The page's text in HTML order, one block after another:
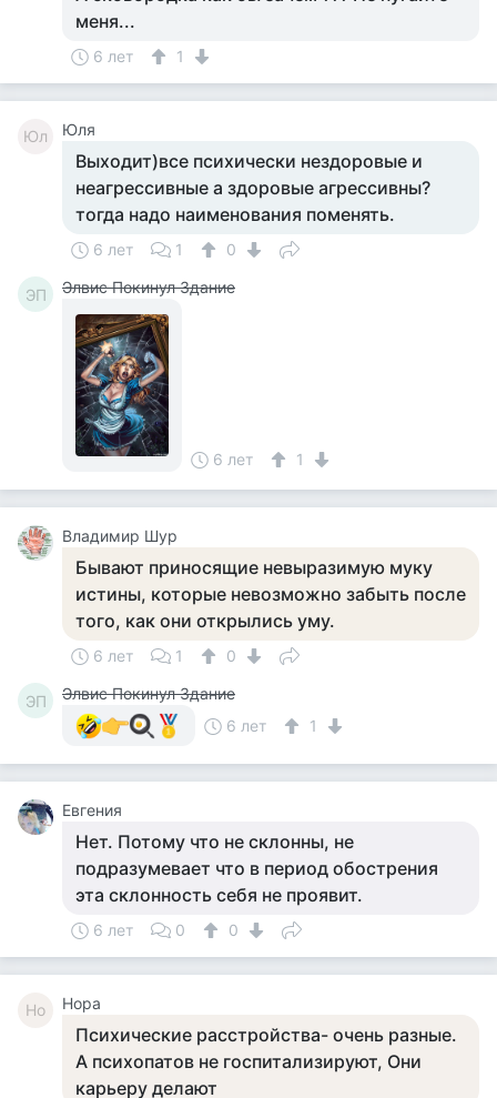
меня...
6 лет 1
Юл Юля
Выходит)все психически нездоровые и
неагрессивные а здоровые агрессивны?
тогда надо наименования поменять.
6 лет 1 0
ЭП Элвис Покинул Здание
6 лет 1
Владимир Шур
Бывают приносящие невыразимую муку
истины, которые невозможно забыть после
того, как они открылись уму.
6 лет 1 0
ЭП
Элвис Покинул Здание
6 лет
1
Евгения
Нет. Потому что не склонны, не
подразумевает что в период обострения
эта склонность себя не проявит.
6 лет 0 0
Но Нора
Психические расстройства- очень разные.
А психопатов не госпитализируют, Они
карьеру делают